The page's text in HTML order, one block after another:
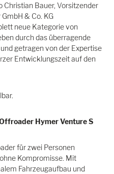
Christian Bauer, Vorsitzender
& Co. KG
neue Kategorie von
durch das überragende
getragen von der Expertise
Entwicklungszeit auf den
Hymer Venture S
für zwei Personen
Kompromisse. Mit
Fahrzeugaufbau und